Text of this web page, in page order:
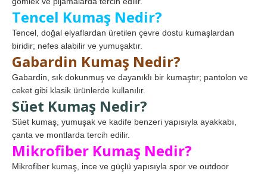
Tencel Kumaş Nedir?
Tencel, doğal elyaflardan üretilen çevre dostu kumaşlardan
biridir; nefes alabilir ve yumuşaktır.
Gabardin Kumaş Nedir?
Gabardin, sık dokunmuş ve dayanıklı bir kumaştır; pantolon ve
ceket gibi klasik ürünlerde kullanılır.
Süet Kumaş Nedir?
Süet kumaş, yumuşak ve kadife benzeri yapısıyla ayakkabı,
çanta ve montlarda tercih edilir.
Mikrofiber Kumaş Nedir?
Mikrofiber kumaş, ince ve güçlü yapısıyla spor ve outdoor